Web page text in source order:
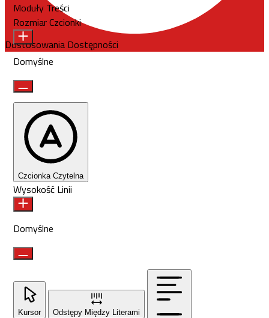
Dostosowania Dostępności
Moduły Treści
Rozmiar Czcionki
Domyślne
Czcionka Czytelna
Wysokość Linii
Domyślne
Kursor Odstępy Między Literami